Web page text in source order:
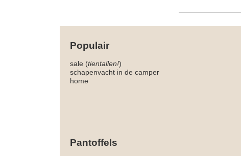
Populair
sale (tientallen!)
schapenvacht in de camper
home
Pantoffels